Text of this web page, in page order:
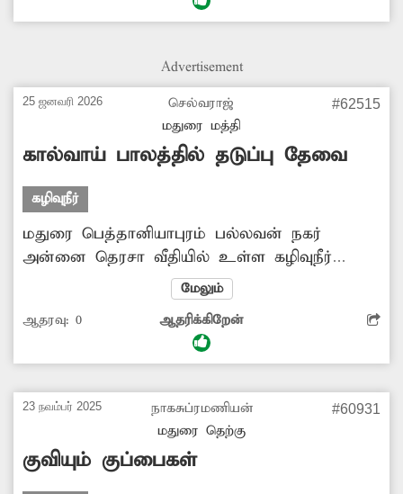
குடியிருப்பு வாசிகள் மற்றும் அச்சாலையில்
ஏற்படும் அபாயம் உருவாகி உள்ளது. எனவே
பகுதியில் தேங்கி கிடக்கும் கழிவுநீரை
அப்புறப்படுத்த உரிய நடவடிக்கை எடுக்க
வேண்டும் என பொதுமக்கள் கோரிக்கை
Advertisement
25 ஜனவரி 2026
செல்வராஜ்
மதுரை மத்தி
#62515
கால்வாய் பாலத்தில் தடுப்பு தேவை
கழிவுநீர்
மதுரை பெத்தானியாபுரம் பல்லவன் நகர்
அன்னை தெரசா வீதியில் உள்ள கழிவுநீர்
கால்வாய் பாலத்தின் இருபுறங்களிலும்
பக்கவாட்டில் போதிய தடுப்பு பாதுகாப்பு
இல்லாமல் உள்ளது. இதனால் இப்பாலத்தில்
பயணிக்கும் வாகன ஓட்டிகள் மிகவும்
சம்பந்தப்பட்ட அதிகாரிகள் விரைந்து நடவடிக்கை
மேலும்
ஆதரவு: 0 ஆதரிக்கிறேன்
23 நவம்பர் 2025
நாகசுப்ரமணியன்
மதுரை தெற்கு
#60931
குவியும் குப்பைகள்